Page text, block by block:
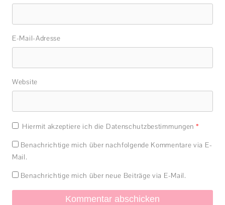
E-Mail-Adresse
Website
Hiermit akzeptiere ich die Datenschutzbestimmungen *
Benachrichtige mich über nachfolgende Kommentare via E-
Mail.
Benachrichtige mich über neue Beiträge via E-Mail.